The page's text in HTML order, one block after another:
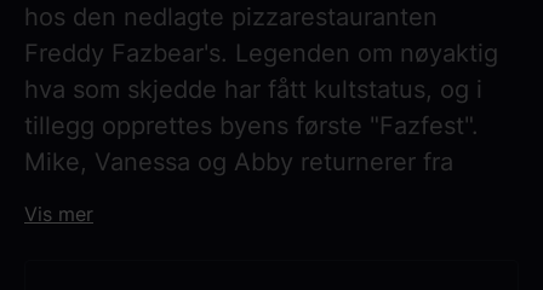
hos den nedlagte pizzarestauranten
Freddy Fazbear's. Legenden om nøyaktig
hva som skjedde har fått kultstatus, og i
tillegg opprettes byens første "Fazfest".
Mike, Vanessa og Abby returnerer fra
Vis mer